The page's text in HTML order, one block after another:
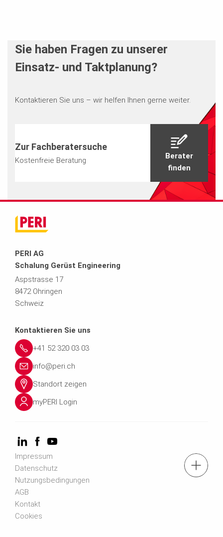
Tel.: +41 52 320 03 03
Sie haben Fragen zu unserer
Einsatz- und Taktplanung?
Kontaktieren Sie uns – wir helfen Ihnen gerne weiter.
Zur Fachberatersuche
Kostenfreie Beratung
Berater
finden
PERI AG
Schalung Gerüst Engineering
Aspstrasse 17
8472 Ohringen
Schweiz
Kontaktieren Sie uns
+41 52 320 03 03
info@peri.ch
Standort zeigen
myPERI Login
Impressum
Datenschutz
Nutzungsbedingungen
AGB
Kontakt
Cookies